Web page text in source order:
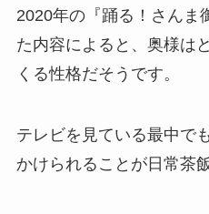
2020年の『踊る！さんま
た内容によると、奥様は
くる性格だそうです。
テレビを見ている最中で
かけられることが日常茶